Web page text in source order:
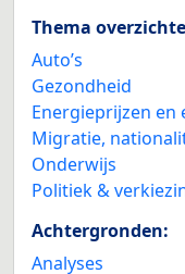
Thema
Auto’s
Gezondheid
Energieprijzen
Migratie,
Onderwijs
Politiek &
Achtergronden:
Analyses